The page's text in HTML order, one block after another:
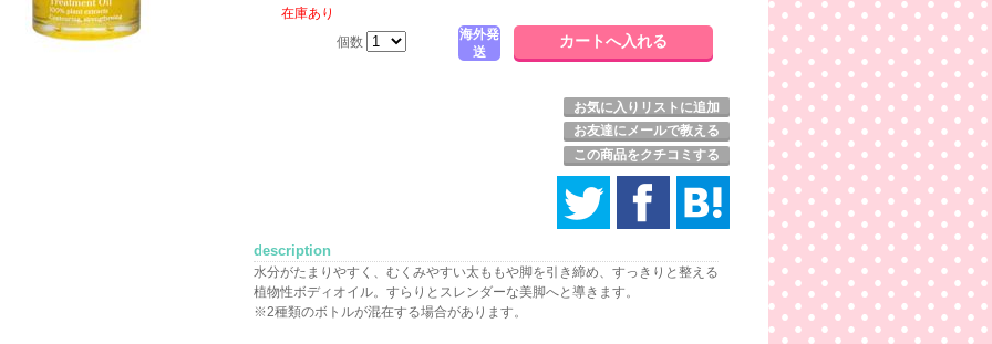
在庫あり
個数
海外発
送
お気に入りリストに追加
お友達にメールで教える
この商品をクチコミする
description
水分がたまりやすく、むくみやすい太ももや脚を引き締め、すっきりと整える
植物性ボディオイル。すらりとスレンダーな美脚へと導きます。
※2種類のボトルが混在する場合があります。